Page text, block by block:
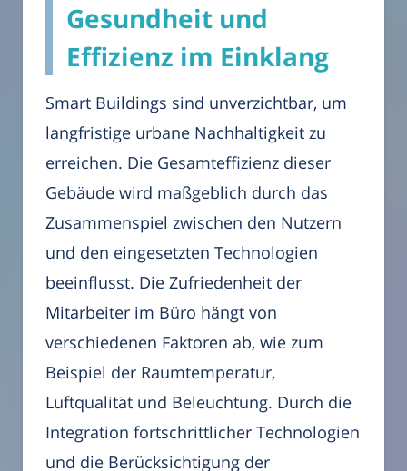
Gesundheit und
Effizienz im Einklang
Smart Buildings sind unverzichtbar, um
langfristige urbane Nachhaltigkeit zu
erreichen. Die Gesamteffizienz dieser
Gebäude wird maßgeblich durch das
Zusammenspiel zwischen den Nutzern
und den eingesetzten Technologien
beeinflusst. Die Zufriedenheit der
Mitarbeiter im Büro hängt von
verschiedenen Faktoren ab, wie zum
Beispiel der Raumtemperatur,
Luftqualität und Beleuchtung. Durch die
Integration fortschrittlicher Technologien
und die Berücksichtigung der